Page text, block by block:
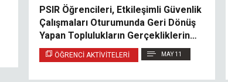
PSIR Öğrencileri, Etkileşimli Güvenlik
Çalışmaları Oturumunda Geri Dönüş
Yapan Toplulukların Gerçekliklerini
İnceledi
ÖĞRENCI AKTIVITELERI MAY 11